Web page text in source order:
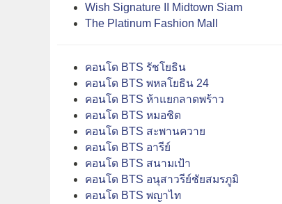
Wish Signature II Midtown Siam
The Platinum Fashion Mall
คอนโด BTS รัชโยธิน
คอนโด BTS พหลโยธิน 24
คอนโด BTS ห้าแยกลาดพร้าว
คอนโด BTS หมอชิต
คอนโด BTS สะพานควาย
คอนโด BTS อารีย์
คอนโด BTS สนามเป้า
คอนโด BTS อนุสาวรีย์ชัยสมรภูมิ
คอนโด BTS พญาไท